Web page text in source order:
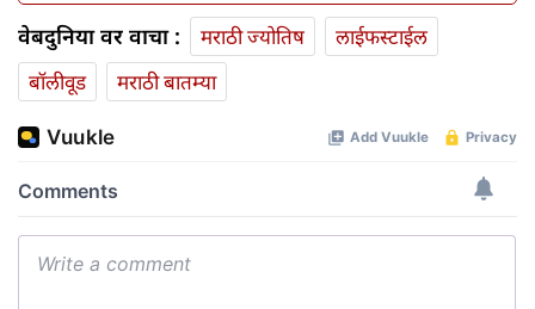
वेबदुनिया वर वाचा : मराठी ज्योतिष
लाईफस्टाईल
बॉलीवूड
मराठी बातम्या